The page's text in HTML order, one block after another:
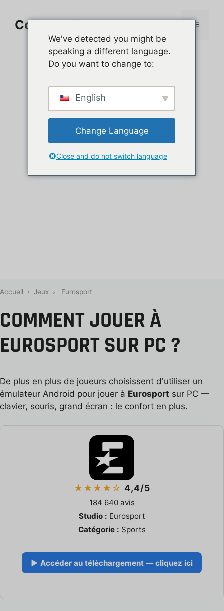
contenuComment jouer sur PC Menu
Accueil › Jeux › Eurosport
COMMENT JOUER À
EUROSPORT SUR PC ?
De plus en plus de joueurs choisissent d'utiliser un
émulateur Android pour jouer à Eurosport sur PC —
clavier, souris, grand écran : le confort en plus.
★★★★☆ 4,4/5
184 640 avis
Studio : Eurosport
Catégorie : Sports
▶ Accéder au téléchargement — cliquez ici
We've detected you might be
speaking a different language.
Do you want to change to:
English
Change Language
Close and do not switch language